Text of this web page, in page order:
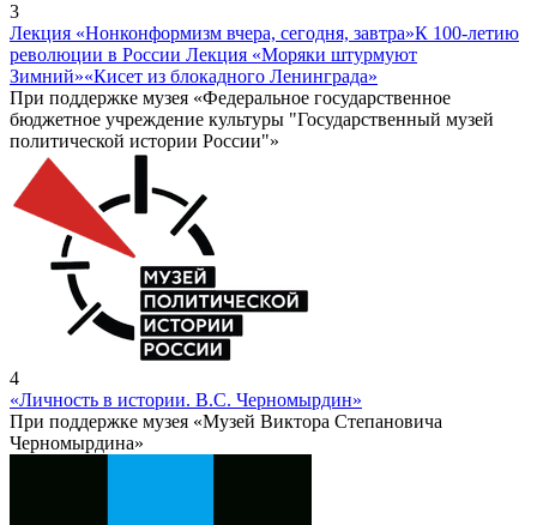
3
Лекция «Нонконформизм вчера, сегодня, завтра»К 100-летию
революции в России Лекция «Моряки штурмуют
Зимний»«Кисет из блокадного Ленинграда»
При поддержке музея «Федеральное государственное
бюджетное учреждение культуры "Государственный музей
политической истории России"»
4
«Личность в истории. В.С. Черномырдин»
При поддержке музея «Музей Виктора Степановича
Черномырдина»